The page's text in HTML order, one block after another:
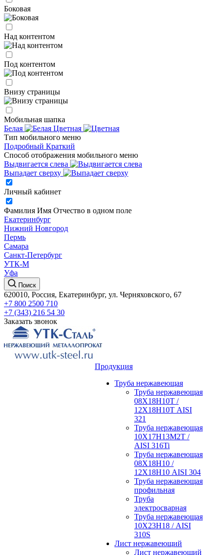
Боковая
Над контентом
Под контентом
Внизу страницы
Мобильная шапка
Белая
Цветная
Тип мобильного меню
Подробный Краткий
Способ отображения мобильного меню
Выдвигается слева
Выпадает сверху
Личный кабинет
Фамилия Имя Отчество в одном поле
Екатеринбург
Нижний Новгород
Пермь
Самара
Санкт-Петербург
УТК-М
Уфа
Поиск
620010, Россия, Екатеринбург, ул. Черняховского, 67
+7 800 2500 710
+7 (343) 216 54 30
Заказать звонок
Продукция
Труба нержавеющая
Труба нержавеющая
08Х18Н10Т /
12Х18Н10Т AISI
321
Труба нержавеющая
10Х17Н13М2Т /
AISI 316Ti
Труба нержавеющая
08Х18Н10 /
12Х18Н10 AISI 304
Труба нержавеющая
профильная
Труба
электросварная
Труба нержавеющая
10Х23Н18 / AISI
310S
Лист нержавеющий
Лист нержавеющий